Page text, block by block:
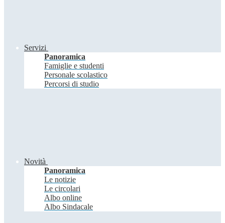
Servizi
Panoramica
Famiglie e studenti
Personale scolastico
Percorsi di studio
Novità
Panoramica
Le notizie
Le circolari
Albo online
Albo Sindacale